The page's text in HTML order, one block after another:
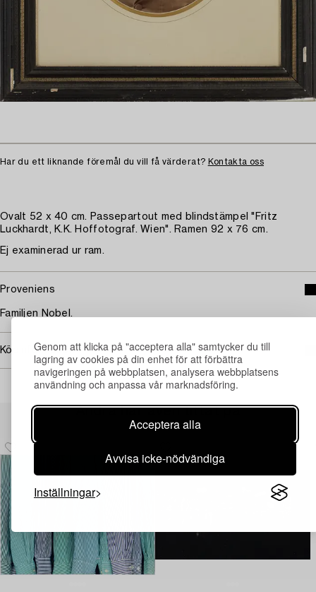
Genom att klicka på "acceptera alla" samtycker du till
lagring av cookies på din enhet för att förbättra
navigeringen på webbplatsen, analysera webbplatsens
användning och anpassa vår marknadsföring.
Acceptera alla
Avvisa icke-nödvändiga
Inställningar
Har du ett liknande föremål du vill få värderat? Kontakta oss
Ovalt 52 x 40 cm. Passepartout med blindstämpel "Fritz
Luckhardt, K.K. Hoffotograf. Wien". Ramen 92 x 76 cm.
Ej examinerad ur ram.
Proveniens
Familjen Nobel.
Köpinformation
Andra har även tittat på